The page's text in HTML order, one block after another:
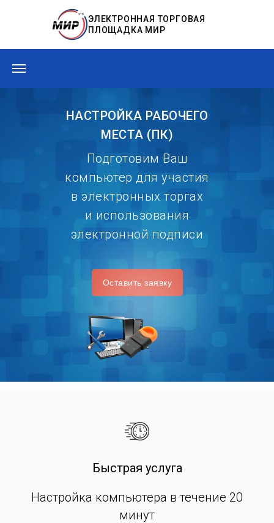
ЭЛЕКТРОННАЯ ТОРГОВАЯ
ПЛОЩАДКА МИР
НАСТРОЙКА РАБОЧЕГО
МЕСТА (ПК)
Подготовим Ваш
компьютер для участия
в электронных торгах
и использования
электронной подписи
Оставить заявку
Быстрая услуга
Настройка компьютера в течение 20
минут